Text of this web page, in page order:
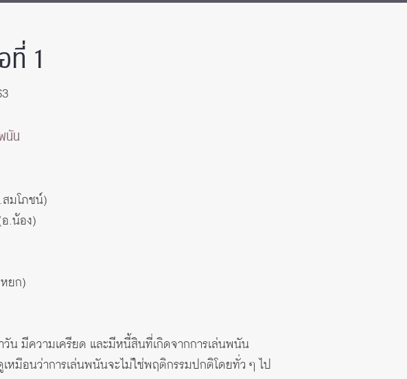
ที่ 1
นัน
มโภชน์)
.น้อง)
ยก)
มีความเครียด และมีหนี้สินที่เกิดจากการเล่นพนัน
มือนว่าการเล่นพนันจะไม่ใช่พฤติกรรมปกติโดยทั่ว ๆ ไป